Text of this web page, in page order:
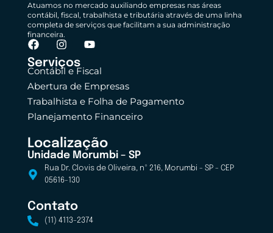
Atuamos no mercado auxiliando empresas nas áreas
contábil, fiscal, trabalhista e tributária através de uma linha
completa de serviços que facilitam a sua administração
financeira.
Serviços
Contábil e Fiscal
Abertura de Empresas
Trabalhista e Folha de Pagamento
Planejamento Financeiro
Localização
Unidade Morumbi – SP
Rua Dr. Clovis de Oliveira, nº 216, Morumbi - SP - CEP
05616-130
Contato
(11) 4113-2374